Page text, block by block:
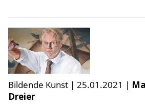
Bildende Kunst | 25.01.2021 |
Dreier